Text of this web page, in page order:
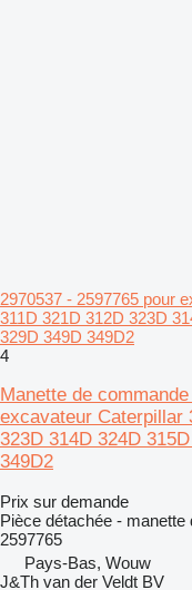
2970537 - 2597765 pour
311D 321D 312D 323D
329D 349D 349D2
4
Manette de
excavateur Caterpillar
323D 314D 324D
349D2
Prix sur demande
Pièce détachée - manette
2597765
Pays-Bas, Wouw
J&Th van der Veldt BV